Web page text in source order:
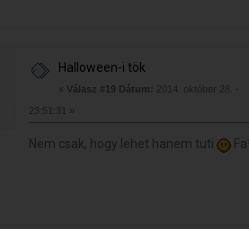
Halloween-i tök
« Válasz #19 Dátum:
2014. október 28. -
23:51:31 »
Nem csak, hogy lehet hanem tuti